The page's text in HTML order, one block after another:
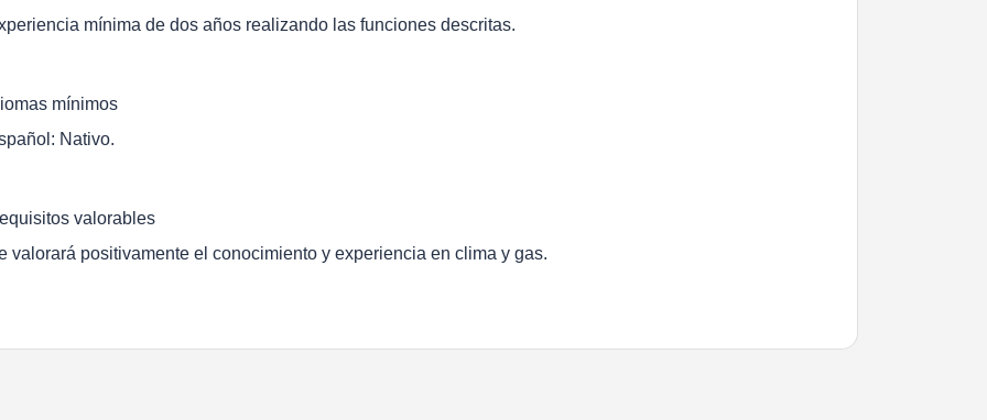
mínima de dos años realizando las funciones descritas.
mínimos
Nativo.
valorables
valorará positivamente el conocimiento y experiencia en clima y gas.